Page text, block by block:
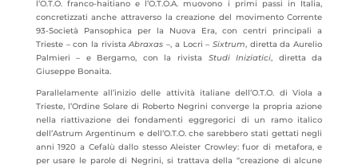
l’O.T.O. franco-haitiano e l’O.T.O.A. muovono i primi passi in Italia,
concretizzati anche attraverso la creazione del movimento Corrente
93-Società Pansophica per la Nuova Era, con centri principali a
Trieste – con la rivistaAbraxas –, a Locri –Sixtrum, diretta da Aurelio
Palmieri – e Bergamo, con la rivista Studi Iniziatici, diretta da
Giuseppe Bonaita.
Parallelamente all’inizio delle attività italiane dell’O.T.O. di Viola a
Trieste, l’Ordine Solare di Roberto Negrini converge la propria azione
nella riattivazione dei fondamenti eggregorici di un ramo italico
dell’Astrum Argentinum e dell’O.T.O. che sarebbero stati gettati negli
anni 1920 a Cefalù dallo stesso Aleister Crowley: fuor di metafora, e
per usare le parole di Negrini, si trattava della “creazione di alcune